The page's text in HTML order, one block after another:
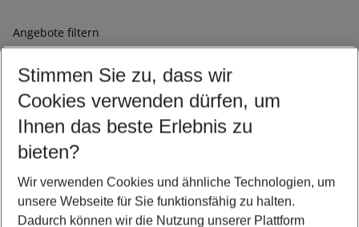
Angebote filtern
Ändern Sie Ihre Kriterien nach Ihren Wünschen
Abflughafen wählen
Beliebiger Abflughafen
Reisezeitraum wählen
11.08.26– 09.08.27 5-8 Nächte
2 Erwachsene Keine Kinder
Mehr Filter anzeigen
Stimmen Sie zu, dass wir
Cookies verwenden dürfen, um
Ihnen das beste Erlebnis zu
bieten?
Wir verwenden Cookies und ähnliche Technologien, um
unsere Webseite für Sie funktionsfähig zu halten.
Dadurch können wir die Nutzung unserer Plattform